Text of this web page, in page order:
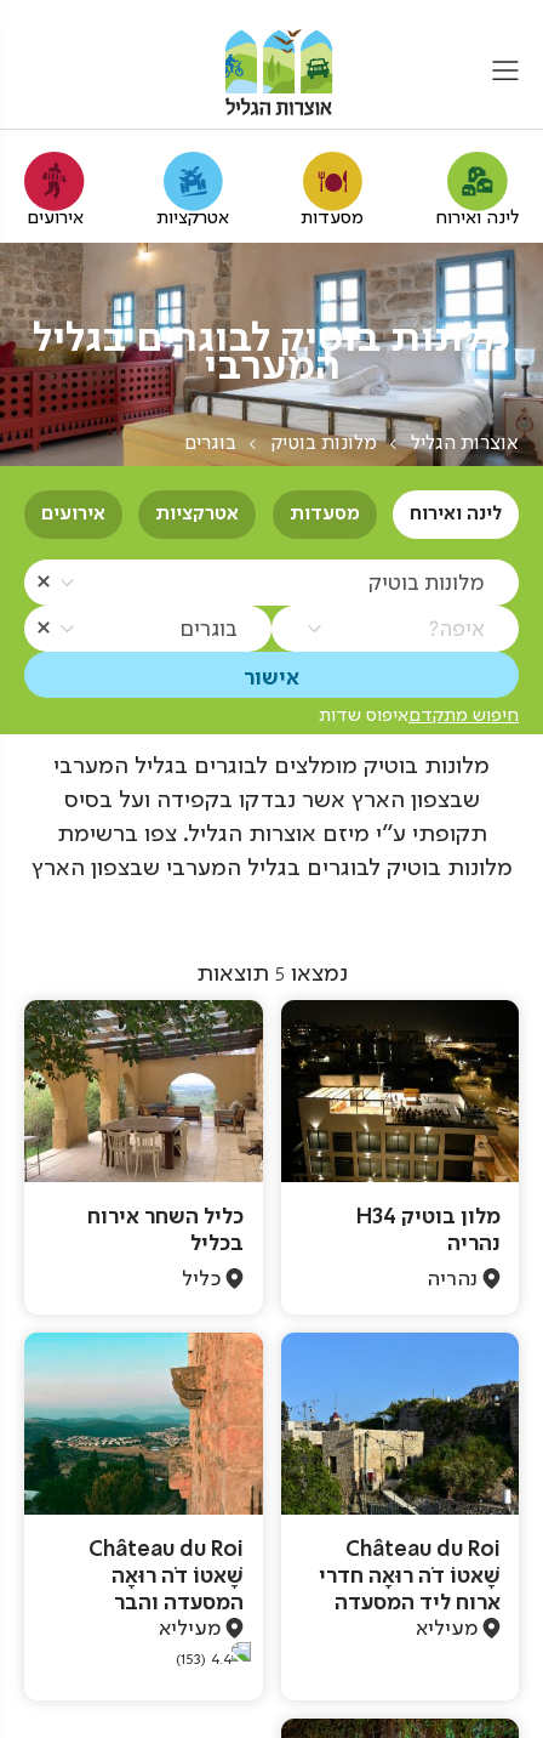
לינה ואירוח מסעדות אטרקציות אירועים
מלונות בוטיק לבוגרים בגליל
המערבי
אוצרות הגליל מלונות בוטיק בוגרים
לינה ואירוח מסעדות אטרקציות אירועים
מלונות בוטיק
איפה? בוגרים
חיפוש מתקדםאיפוס שדות
מלונות בוטיק מומלצים לבוגרים בגליל המערבי
שבצפון הארץ אשר נבדקו בקפידה ועל בסיס
תקופתי ע"י מיזם אוצרות הגליל. צפו ברשימת
מלונות בוטיק לבוגרים בגליל המערבי שבצפון הארץ
נמצאו 5 תוצאות
מלון בוטיק H34
נהריה
נהריה
כליל השחר אירוח
בכליל
כליל
Château du Roi
שָׁאטוֹ דֹה רוּאָה חדרי
ארוח ליד המסעדה
מעיליא
Château du Roi
שָׁאטוֹ דֹה רוּאָה
המסעדה והבר
מעיליא
4.4
(153)